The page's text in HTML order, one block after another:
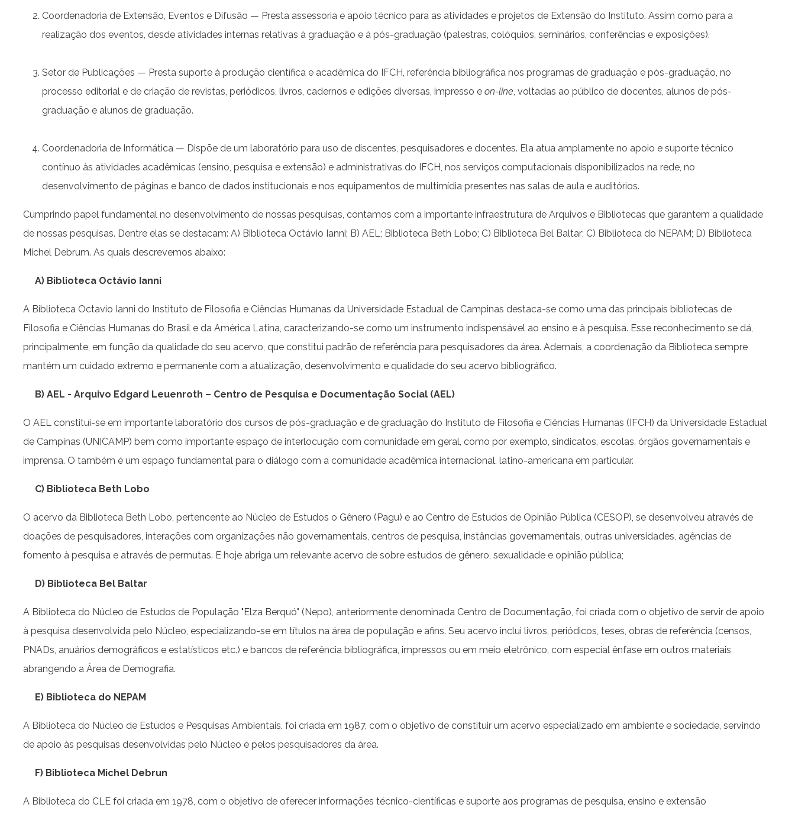
Coordenadoria de Extensão, Eventos e Difusão — Presta assessoria e apoio técnico para as atividades e projetos de Extensão do Instituto. Assim como para a
realização dos eventos, desde atividades internas relativas à graduação e à pós-graduação (palestras, colóquios, seminários, conferências e exposições).
Setor de Publicações — Presta suporte à produção científica e acadêmica do IFCH, referência bibliográfica nos programas de graduação e pós-graduação, no
processo editorial e de criação de revistas, periódicos, livros, cadernos e edições diversas, impresso e on-line, voltadas ao público de docentes, alunos de pós-
graduação e alunos de graduação.
Coordenadoria de Informática — Dispõe de um laboratório para uso de discentes, pesquisadores e docentes. Ela atua amplamente no apoio e suporte técnico
contínuo às atividades acadêmicas (ensino, pesquisa e extensão) e administrativas do IFCH, nos serviços computacionais disponibilizados na rede, no
desenvolvimento de páginas e banco de dados institucionais e nos equipamentos de multimídia presentes nas salas de aula e auditórios.
Cumprindo papel fundamental no desenvolvimento de nossas pesquisas, contamos com a importante infraestrutura de Arquivos e Bibliotecas que garantem a qualidade
de nossas pesquisas. Dentre elas se destacam: A) Biblioteca Octávio Ianni; B) AEL; Biblioteca Beth Lobo; C) Biblioteca Bel Baltar; C) Biblioteca do NEPAM; D) Biblioteca
Michel Debrum. As quais descrevemos abaixo:
A) Biblioteca Octávio Ianni
A Biblioteca Octavio Ianni do Instituto de Filosofia e Ciências Humanas da Universidade Estadual de Campinas destaca-se como uma das principais bibliotecas de
Filosofia e Ciências Humanas do Brasil e da América Latina, caracterizando-se como um instrumento indispensável ao ensino e à pesquisa. Esse reconhecimento se dá,
principalmente, em função da qualidade do seu acervo, que constitui padrão de referência para pesquisadores da área. Ademais, a coordenação da Biblioteca sempre
mantém um cuidado extremo e permanente com a atualização, desenvolvimento e qualidade do seu acervo bibliográfico.
B) AEL - Arquivo Edgard Leuenroth – Centro de Pesquisa e Documentação Social (AEL)
O AEL constitui-se em importante laboratório dos cursos de pós-graduação e de graduação do Instituto de Filosofia e Ciências Humanas (IFCH) da Universidade Estadual
de Campinas (UNICAMP) bem como importante espaço de interlocução com comunidade em geral, como por exemplo, sindicatos, escolas, órgãos governamentais e
imprensa. O também é um espaço fundamental para o diálogo com a comunidade acadêmica internacional, latino-americana em particular.
C) Biblioteca Beth Lobo
O acervo da Biblioteca Beth Lobo, pertencente ao Núcleo de Estudos o Gênero (Pagu) e ao Centro de Estudos de Opinião Pública (CESOP), se desenvolveu através de
doações de pesquisadores, interações com organizações não governamentais, centros de pesquisa, instâncias governamentais, outras universidades, agências de
fomento à pesquisa e através de permutas. E hoje abriga um relevante acervo de sobre estudos de gênero, sexualidade e opinião pública;
D) Biblioteca Bel Baltar
A Biblioteca do Núcleo de Estudos de População "Elza Berquó" (Nepo), anteriormente denominada Centro de Documentação, foi criada com o objetivo de servir de apoio
à pesquisa desenvolvida pelo Núcleo, especializando-se em títulos na área de população e afins. Seu acervo inclui livros, periódicos, teses, obras de referência (censos,
PNADs, anuários demográficos e estatísticos etc.) e bancos de referência bibliográfica, impressos ou em meio eletrônico, com especial ênfase em outros materiais
abrangendo a Área de Demografia.
E) Biblioteca do NEPAM
A Biblioteca do Núcleo de Estudos e Pesquisas Ambientais, foi criada em 1987, com o objetivo de constituir um acervo especializado em ambiente e sociedade, servindo
de apoio às pesquisas desenvolvidas pelo Núcleo e pelos pesquisadores da área.
F) Biblioteca Michel Debrun
A Biblioteca do CLE foi criada em 1978, com o objetivo de oferecer informações técnico-científicas e suporte aos programas de pesquisa, ensino e extensão